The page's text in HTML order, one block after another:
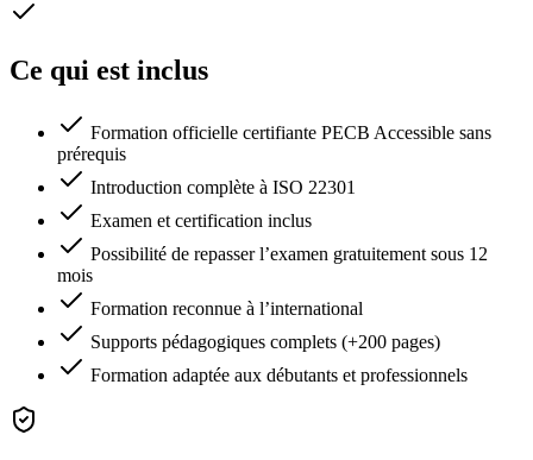
Ce qui est inclus
Formation officielle certifiante PECB Accessible sans
prérequis
Introduction complète à ISO 22301
Examen et certification inclus
Possibilité de repasser l’examen gratuitement sous 12
mois
Formation reconnue à l’international
Supports pédagogiques complets (+200 pages)
Formation adaptée aux débutants et professionnels